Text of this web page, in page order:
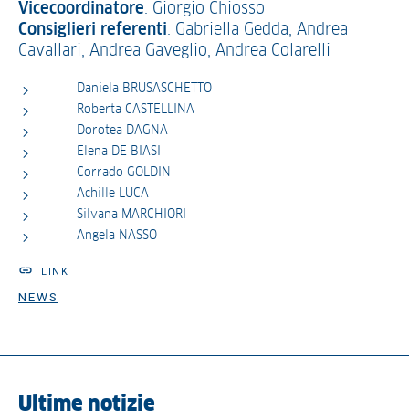
Vicecoordinatore: Giorgio Chiosso
Consiglieri referenti: Gabriella Gedda, Andrea
Cavallari, Andrea Gaveglio, Andrea Colarelli
Daniela BRUSASCHETTO
Roberta CASTELLINA
Dorotea DAGNA
Elena DE BIASI
Corrado GOLDIN
Achille LUCA
Silvana MARCHIORI
Angela NASSO
LINK
NEWS
Ultime notizie